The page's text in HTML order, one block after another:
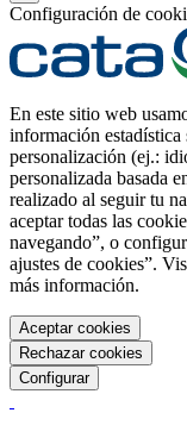
Configuración de
En este sitio web
información estadística
personalización (ej.:
personalizada basada
realizado al seguir tu
aceptar todas las
navegando”, o
ajustes de cookies”.
más información.
Aceptar cookies
Rechazar cookies
Configurar